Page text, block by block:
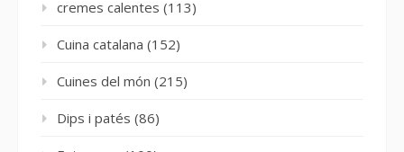
cremes calentes (113)
Cuina catalana (152)
Cuines del món (215)
Dips i patés (86)